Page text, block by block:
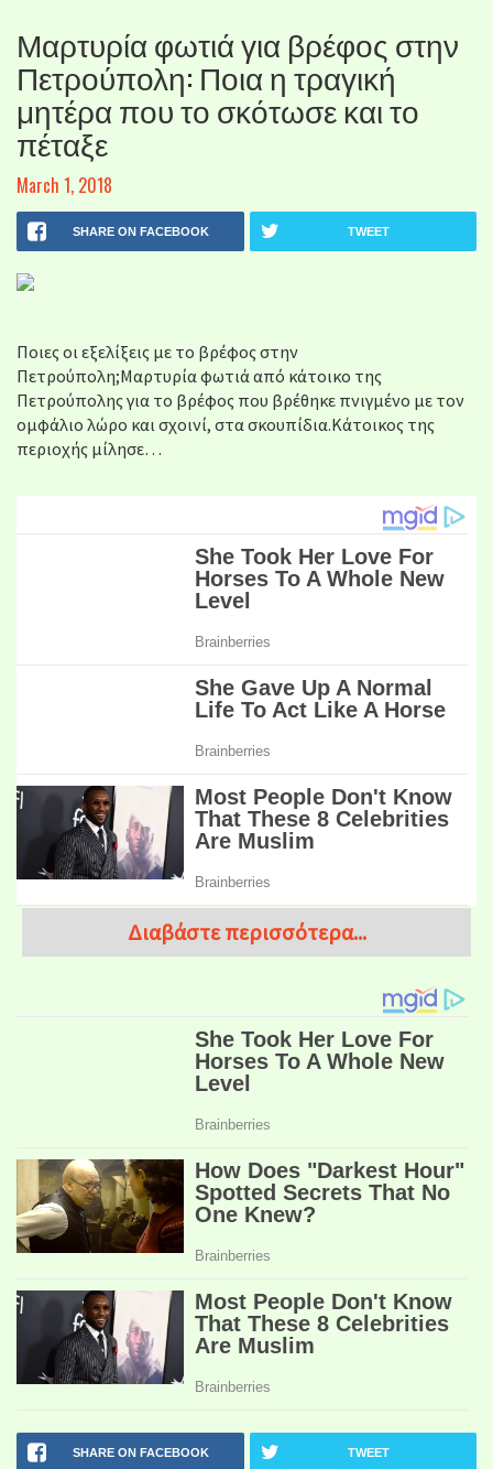
Μαρτυρία φωτιά για βρέφος στην
Πετρούπολη: Ποια η τραγική
μητέρα που το σκότωσε και το
πέταξε
March 1, 2018
SHARE ON FACEBOOK TWEET
Ποιες οι εξελίξεις με το βρέφος στην
Πετρούπολη;Μαρτυρία φωτιά από κάτοικο της
Πετρούπολης για το βρέφος που βρέθηκε πνιγμένο με τον
ομφάλιο λώρο και σχοινί, στα σκουπίδια.Κάτοικος της
περιοχής μίλησε…
Διαβάστε περισσότερα...
SHARE ON FACEBOOK TWEET